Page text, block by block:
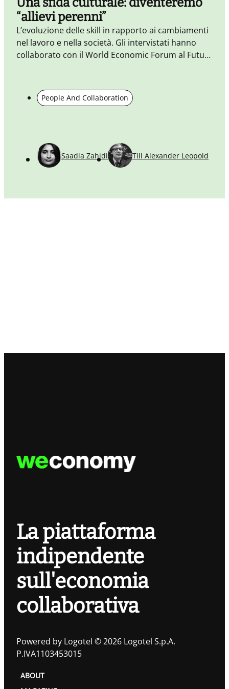
“allievi perenni”
L’evoluzione delle skill in rapporto ai cambiamenti
nel lavoro e nella società. Gli intervistati hanno
collaborato con il World Economic Forum al Future
People And Collaboration
Saadia Zahidi Till Alexander Leopold
La piattaforma
indipendente
sull'economia
collaborativa
Powered by Logotel © 2026 Logotel S.p.A.
P.IVA1103453015
ABOUT